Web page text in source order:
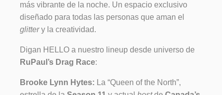
más vibrante de la noche. Un espacio exclusivo
diseñado para todas las personas que aman el
glittery la creatividad.
Digan HELLO a nuestro lineup desde universo de
RuPaul’s Drag Race:
Brooke Lynn Hytes: La “Queen of the North”,